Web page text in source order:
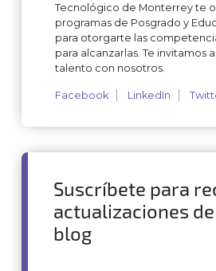
Tecnológico de Monterrey te
programas de Posgrado y
para otorgarte las
para alcanzarlas. Te invitamos
talento con nosotros.
Facebook LinkedIn
Suscríbete para
actualizaciones
blog